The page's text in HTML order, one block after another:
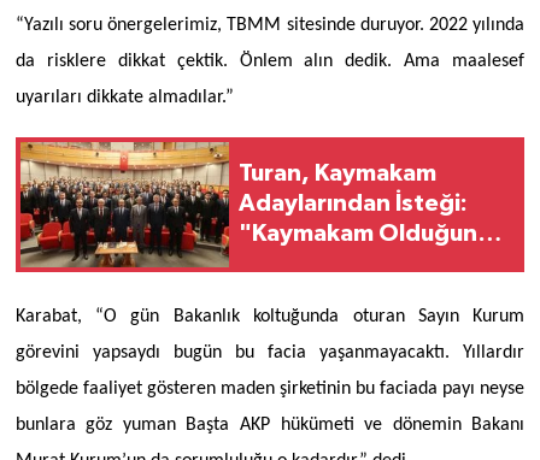
“Yazılı soru önergelerimiz, TBMM sitesinde duruyor. 2022 yılında
da risklere dikkat çektik. Önlem alın dedik. Ama maalesef
uyarıları dikkate almadılar.”
Turan, Kaymakam
Adaylarından İsteği:
"Kaymakam Olduğunuz
Karabat, “O gün Bakanlık koltuğunda oturan Sayın Kurum
görevini yapsaydı bugün bu facia yaşanmayacaktı. Yıllardır
bölgede faaliyet gösteren maden şirketinin bu faciada payı neyse
bunlara göz yuman Başta AKP hükümeti ve dönemin Bakanı